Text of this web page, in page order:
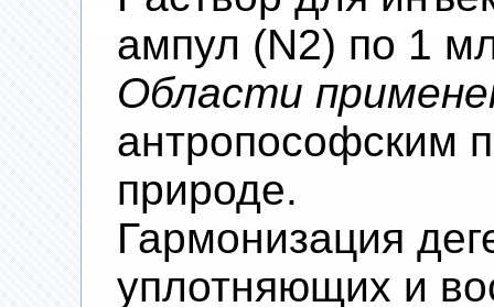
ампул (N2) по 1
Области
антропософским
природе.
Гармонизация
уплотняющих и